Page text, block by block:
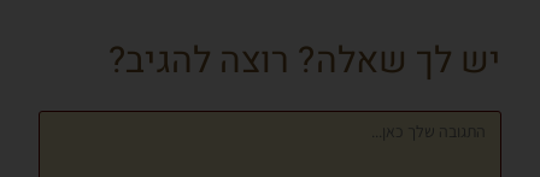
יש לך שאלה? רוצה להגיב?